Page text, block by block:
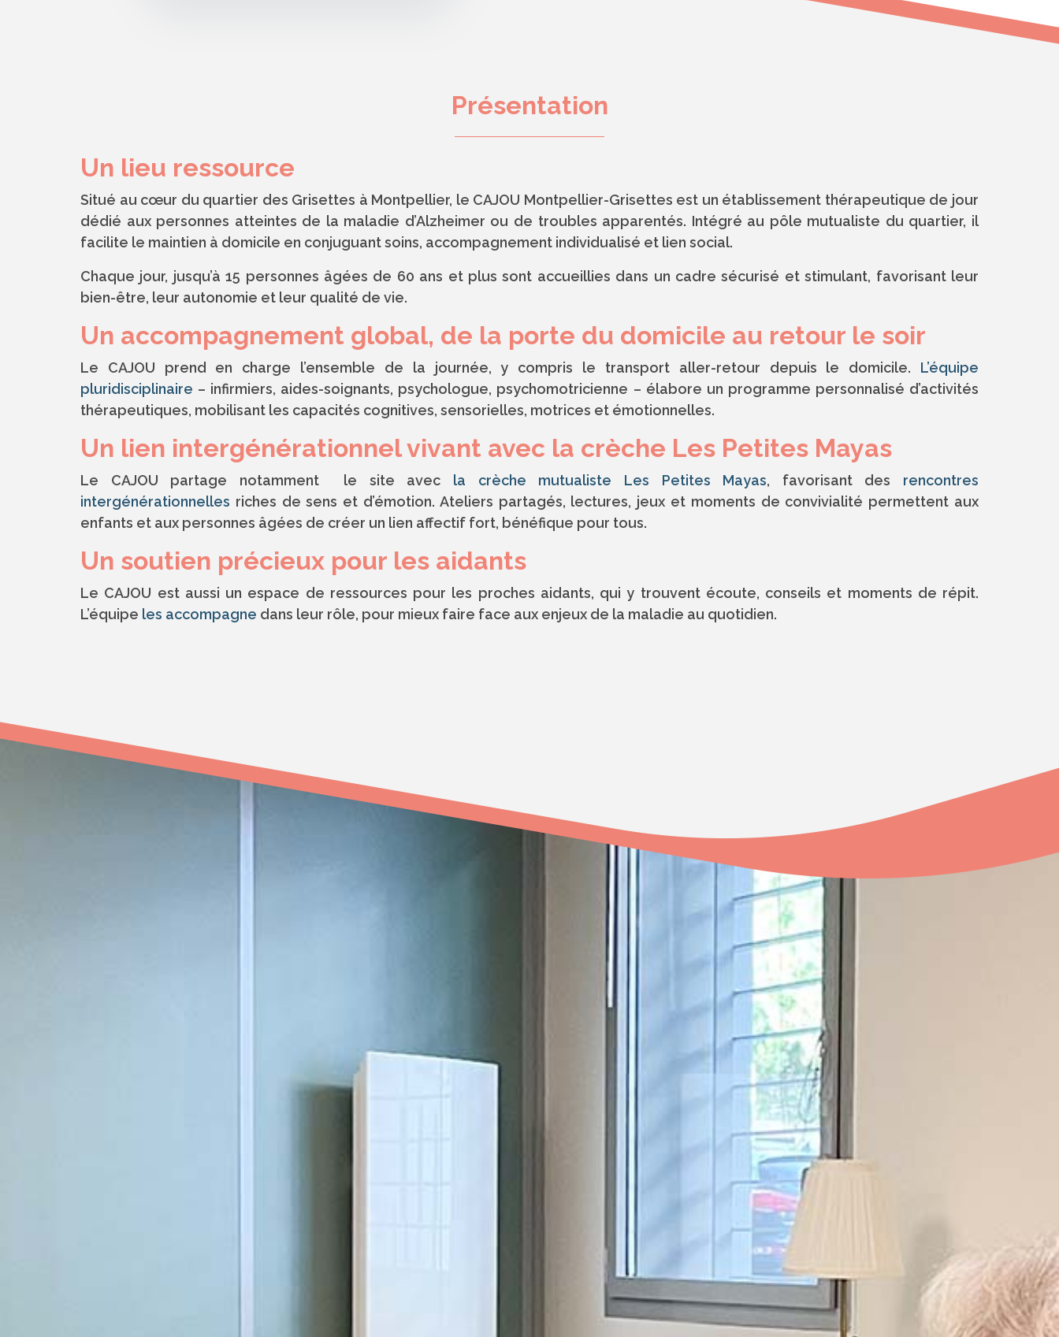
Présentation
Un lieu ressource
Situé au cœur du quartier des Grisettes à Montpellier, le CAJOU Montpellier-Grisettes est un établissement thérapeutique de jour
dédié aux personnes atteintes de la maladie d’Alzheimer ou de troubles apparentés. Intégré au pôle mutualiste du quartier, il
facilite le maintien à domicile en conjuguant soins, accompagnement individualisé et lien social.
Chaque jour, jusqu’à 15 personnes âgées de 60 ans et plus sont accueillies dans un cadre sécurisé et stimulant, favorisant leur
bien-être, leur autonomie et leur qualité de vie.
Un accompagnement global, de la porte du domicile au retour le soir
Le CAJOU prend en charge l’ensemble de la journée, y compris le transport aller-retour depuis le domicile. L’équipe
pluridisciplinaire – infirmiers, aides-soignants, psychologue, psychomotricienne – élabore un programme personnalisé d’activités
thérapeutiques, mobilisant les capacités cognitives, sensorielles, motrices et émotionnelles.
Un lien intergénérationnel vivant avec la crèche Les Petites Mayas
Le CAJOU partage notamment le site avec la crèche mutualiste Les Petites Mayas, favorisant des rencontres
intergénérationnelles riches de sens et d’émotion. Ateliers partagés, lectures, jeux et moments de convivialité permettent aux
enfants et aux personnes âgées de créer un lien affectif fort, bénéfique pour tous.
Un soutien précieux pour les aidants
Le CAJOU est aussi un espace de ressources pour les proches aidants, qui y trouvent écoute, conseils et moments de répit.
L’équipe les accompagne dans leur rôle, pour mieux faire face aux enjeux de la maladie au quotidien.